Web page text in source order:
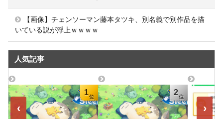
【画像】チェンソーマン藤本タツキ、別名義で別作品を描
いている説が浮上ｗｗｗｗ
人気記事
‹
1 2
›